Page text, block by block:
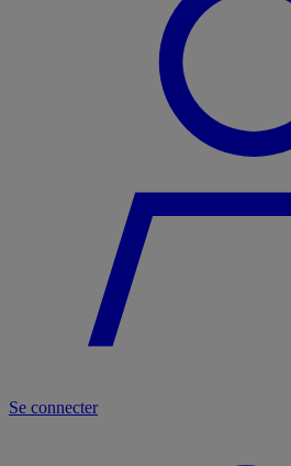
Se connecter